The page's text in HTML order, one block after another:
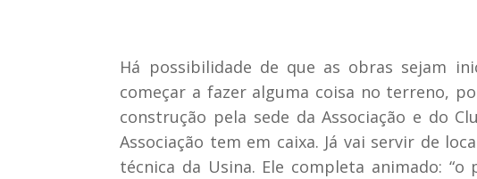
Há possibilidade de que as obras sejam
começar a fazer alguma coisa no terreno,
construção pela sede da Associação e do
Associação tem em caixa. Já vai servir de
técnica da Usina. Ele completa animado: